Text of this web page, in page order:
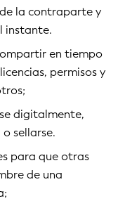
la contraparte y
instante.
en tiempo
permisos y
digitalmente,
sellarse.
para que otras
de una